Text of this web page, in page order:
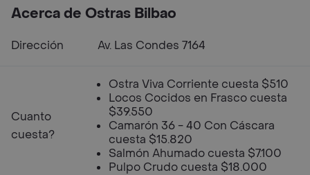
Acerca de Ostras Bilbao
Dirección Av. Las Condes 7164
Cuanto
cuesta?
Ostra Viva Corriente cuesta $510
Locos Cocidos en Frasco cuesta
$39.550
Camarón 36 - 40 Con Cáscara
cuesta $15.820
Salmón Ahumado cuesta $7.100
Pulpo Crudo cuesta $18.000